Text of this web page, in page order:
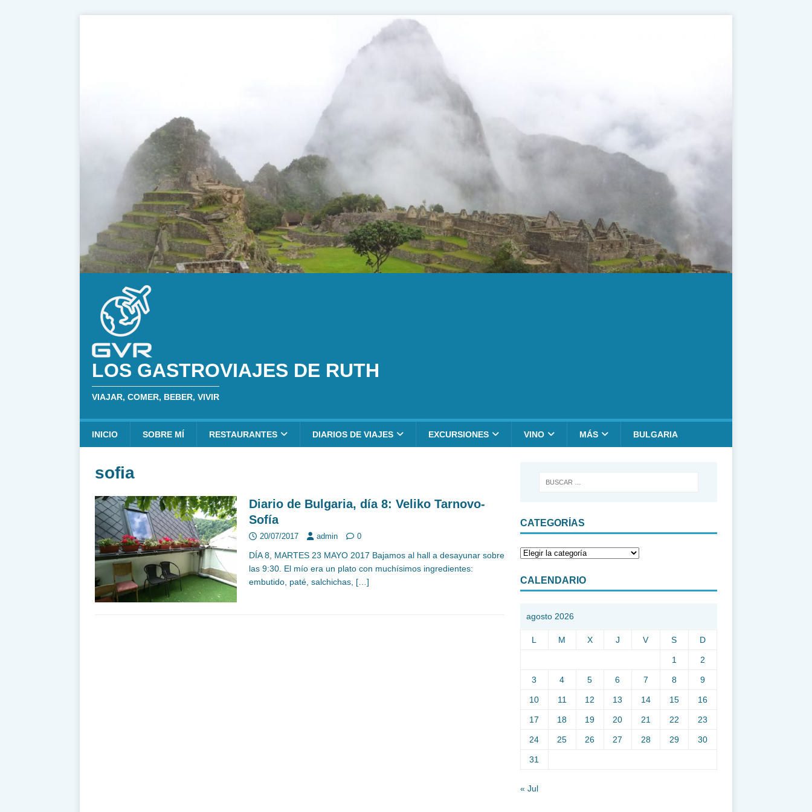
LOS GASTROVIAJES DE RUTH
VIAJAR, COMER, BEBER, VIVIR
INICIO SOBRE MÍ RESTAURANTES DIARIOS DE VIAJES EXCURSIONES VINO MÁS BULGARIA
sofia
Diario de Bulgaria, día 8: Veliko Tarnovo-
Sofía
20/07/2017 admin 0
DÍA 8, MARTES 23 MAYO 2017 Bajamos al hall a desayunar sobre
las 9:30. El mío era un plato con muchísimos ingredientes:
embutido, paté, salchichas, […]
CATEGORÍAS
CALENDARIO
agosto 2026
L M X J V S D
1 2
3 4 5 6 7 8 9
10 11 12 13 14 15 16
17 18 19 20 21 22 23
24 25 26 27 28 29 30
31
« Jul